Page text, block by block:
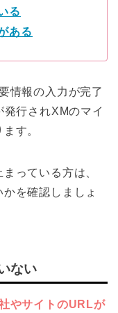
る
ある
情報の入力が完了
行されXMのマイ
す。
っている方は、
を確認しましょ
ない
やサイトのURLが